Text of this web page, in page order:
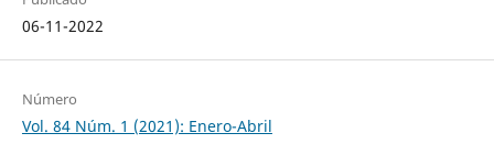
06-11-2022
Número
Vol. 84 Núm. 1 (2021): Enero-Abril